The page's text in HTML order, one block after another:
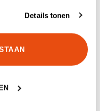
Details tonen